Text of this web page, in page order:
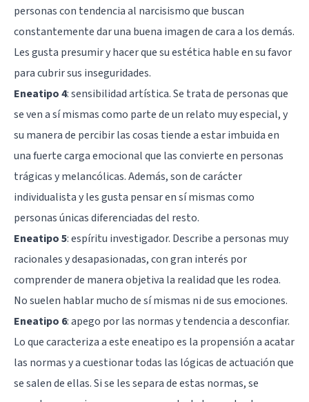
personas con tendencia al narcisismo que buscan
constantemente dar una buena imagen de cara a los demás.
Les gusta presumir y hacer que su estética hable en su favor
para cubrir sus inseguridades.
Eneatipo 4:sensibilidad artística. Se trata de personas que
se ven a sí mismas como parte de un relato muy especial, y
su manera de percibir las cosas tiende a estar imbuida en
una fuerte carga emocional que las convierte en personas
trágicas y melancólicas. Además, son de carácter
individualista y les gusta pensar en sí mismas como
personas únicas diferenciadas del resto.
Eneatipo 5: espíritu investigador. Describe a personas muy
racionales y desapasionadas, con gran interés por
comprender de manera objetiva la realidad que les rodea.
No suelen hablar mucho de sí mismas ni de sus emociones.
Eneatipo 6: apego por las normas y tendencia a desconfiar.
Lo que caracteriza a este eneatipo es la propensión a acatar
las normas y a cuestionar todas las lógicas de actuación que
se salen de ellas. Si se les separa de estas normas, se